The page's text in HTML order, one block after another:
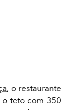
, o restaurante
o teto com 350